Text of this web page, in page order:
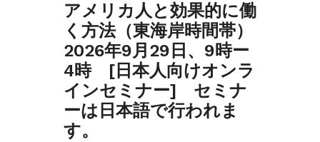
アメリカ人と効果的に働
く方法（東海岸時間帯）
2026年9月29日、9時ー
4時 [日本人向けオンラ
インセミナー] セミナ
ーは日本語で行われま
す。